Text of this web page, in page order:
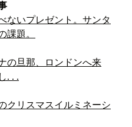
ないプレゼント。サンタ
課題。
の旦那、ロンドンへ来
. . .
クリスマスイルミネーシ